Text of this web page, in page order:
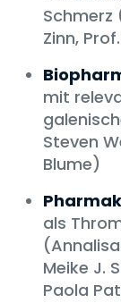
Schmerz
Zinn,
mit
Steven
Blume)
als
Meike J.
Paola